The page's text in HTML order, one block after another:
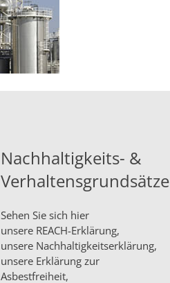
Nachhaltigkeits- &
Verhaltensgrundsätze
Sehen Sie sich hier
unsere REACH-Erklärung,
unsere Nachhaltigkeitserklärung,
unsere Erklärung zur
Asbestfreiheit,